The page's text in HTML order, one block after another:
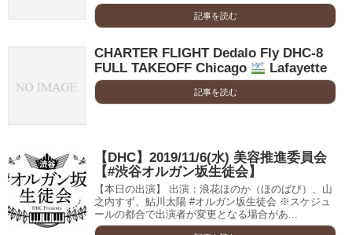
記事を読む
CHARTER FLIGHT Dedalo Fly DHC-8
FULL TAKEOFF Chicago
Lafayette
記事を読む
【DHC】2019/11/6(水) 美容推進委員会
【#渋谷オルガン坂生徒会】
【本日の出演】 出演：浪花ほのか（ほのばび）、山
之内すず、鮎川太陽 #オルガン坂生徒会 ※スケジュ
ールの都合で出演者が変更となる場合があ...